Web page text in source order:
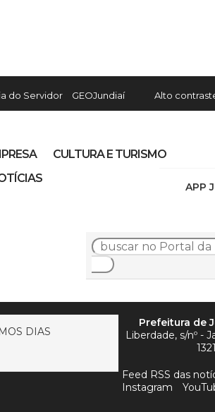
do Servidor GEOJundiaí Alto
APP
CULTURA E TURISMO
DIAS
Prefeitura de
Liberdade, s/nº -
Feed RSS das
Instagram